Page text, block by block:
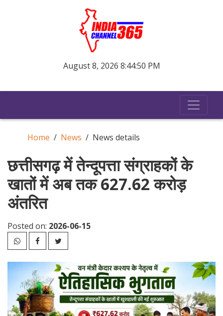
August 8, 2026 8:44:51 PM
Home News News details
छत्तीसगढ़ में तेन्दूपत्ता संग्राहकों के
खातों में अब तक 627.62 करोड़
अंतरित
Posted on: 2026-06-15